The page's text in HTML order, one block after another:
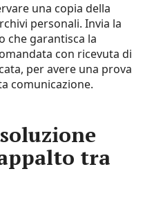
una copia della
personali. Invia la
che garantisca la
con ricevuta di
per avere una prova
comunicazione.
tra